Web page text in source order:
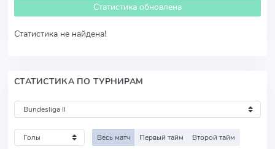
Статистика обновлена
Статистика не найдена!
СТАТИСТИКА ПО ТУРНИРАМ
Весь матч Первый тайм Второй тайм